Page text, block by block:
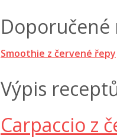
Smoothie z červené řepy
Výpis
Carpaccio z